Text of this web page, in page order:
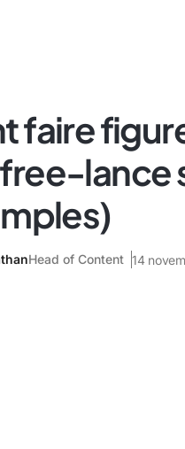
faire
lance
Head of Content 14